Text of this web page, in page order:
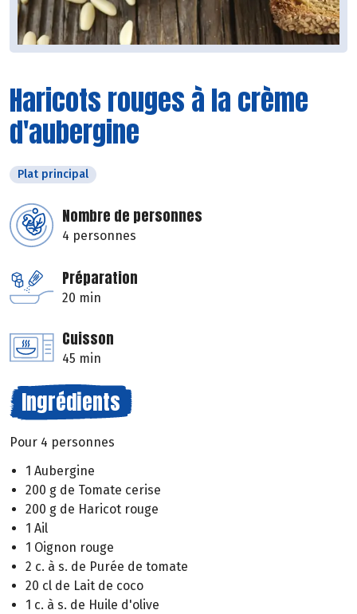
Haricots rouges à la crème
d'aubergine
Plat principal
Nombre de personnes
4 personnes
Préparation
20 min
Cuisson
45 min
Ingrédients
Pour 4 personnes
1 Aubergine
200 g de Tomate cerise
200 g de Haricot rouge
1 Ail
1 Oignon rouge
2 c. à s. de Purée de tomate
20 cl de Lait de coco
1 c. à s. de Huile d'olive